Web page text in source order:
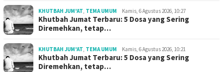
KHUTBAH JUM'AT, TEMA UMUM Kamis, 6 Agustus 2026, 10:27
Khutbah Jumat Terbaru: 5 Dosa yang Sering
Diremehkan, tetap…
KHUTBAH JUM'AT, TEMA UMUM Kamis, 6 Agustus 2026, 10:21
Khutbah Jumat Terbaru: 5 Dosa yang Sering
Diremehkan, tetap…